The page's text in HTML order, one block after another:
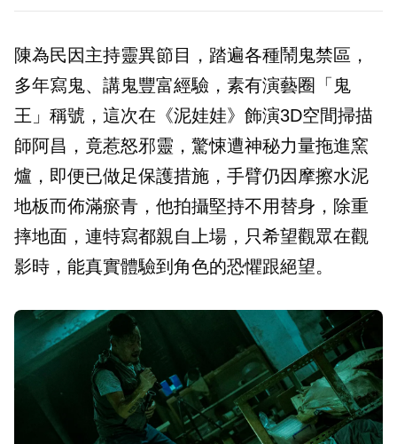
陳為民因主持靈異節目，踏遍各種鬧鬼禁區，
多年寫鬼、講鬼豐富經驗，素有演藝圈「鬼
王」稱號，這次在《泥娃娃》飾演3D空間掃描
師阿昌，竟惹怒邪靈，驚悚遭神秘力量拖進窯
爐，即便已做足保護措施，手臂仍因摩擦水泥
地板而佈滿瘀青，他拍攝堅持不用替身，除重
摔地面，連特寫都親自上場，只希望觀眾在觀
影時，能真實體驗到角色的恐懼跟絕望。